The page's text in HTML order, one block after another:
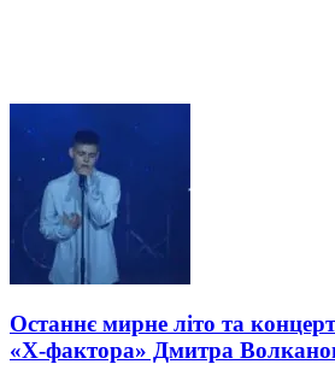
Останнє мирне літо та
«Х-фактора» Дмитра